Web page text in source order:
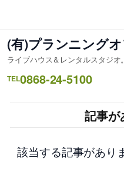
を
ス
キ
ッ
(有)プランニング
ライブハウス＆レンタルスタジオ。
TEL0868-24-5100
記事が
該当する記事があり